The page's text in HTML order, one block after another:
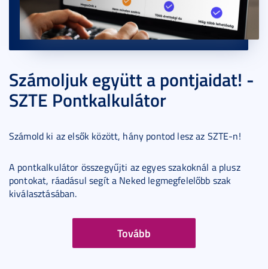
Számoljuk együtt a pontjaidat! -
SZTE Pontkalkulátor
Számold ki az elsők között, hány pontod lesz az SZTE-n!
A pontkalkulátor összegyűjti az egyes szakoknál a plusz
pontokat, ráadásul segít a Neked legmegfelelőbb szak
kiválasztásában.
Tovább